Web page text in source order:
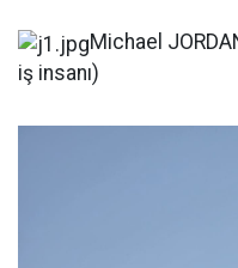
Michael
iş insanı)